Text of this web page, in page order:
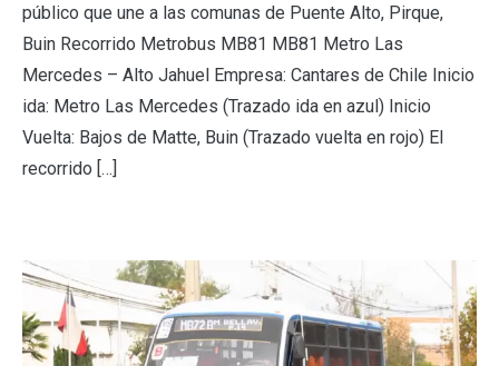
público que une a las comunas de Puente Alto, Pirque,
Buin Recorrido Metrobus MB81 MB81 Metro Las
Mercedes – Alto Jahuel Empresa: Cantares de Chile Inicio
ida: Metro Las Mercedes (Trazado ida en azul) Inicio
Vuelta: Bajos de Matte, Buin (Trazado vuelta en rojo) El
recorrido […]